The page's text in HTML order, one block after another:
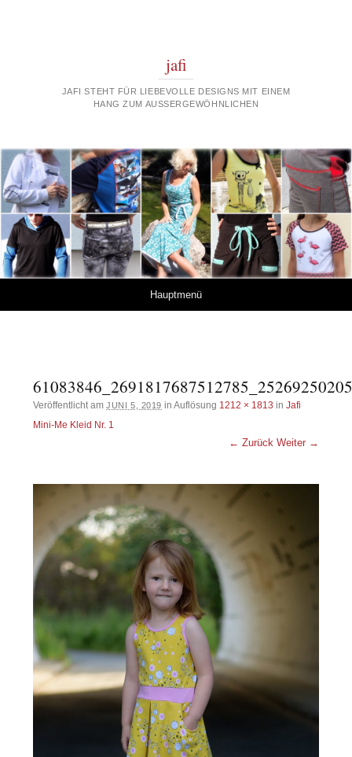
jafi
JAFI STEHT FÜR LIEBEVOLLE DESIGNS MIT EINEM
HANG ZUM AUSSERGEWÖHNLICHEN
Hauptmenü
Veröffentlicht amJUNI 5, 2019 in Auflösung 1212 × 1813 in Jafi
Mini-Me Kleid Nr. 1
← Zurück Weiter →